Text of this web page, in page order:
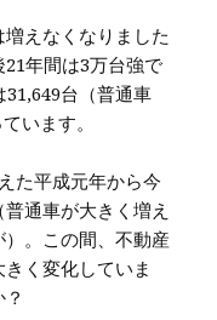
えなくなりました
年間は3万台強で
台（普通車
います。
た平成元年から今
通車が大きく増え
。この間、不動産
く変化していま